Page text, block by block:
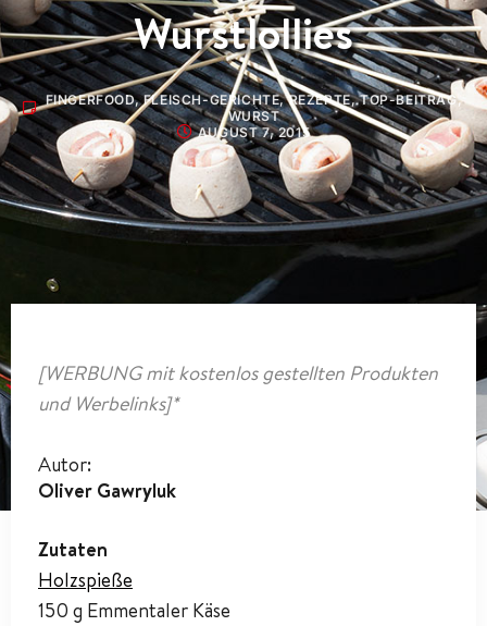
Wurstlollies
FINGERFOOD,FLEISCH-GERICHTE,REZEPTE,TOP-BEITRAG,
WURST
AUGUST 7, 2015
[WERBUNG mit kostenlos gestellten Produkten
und Werbelinks]*
Autor:
Oliver Gawryluk
Zutaten
Holzspieße
150 g Emmentaler Käse